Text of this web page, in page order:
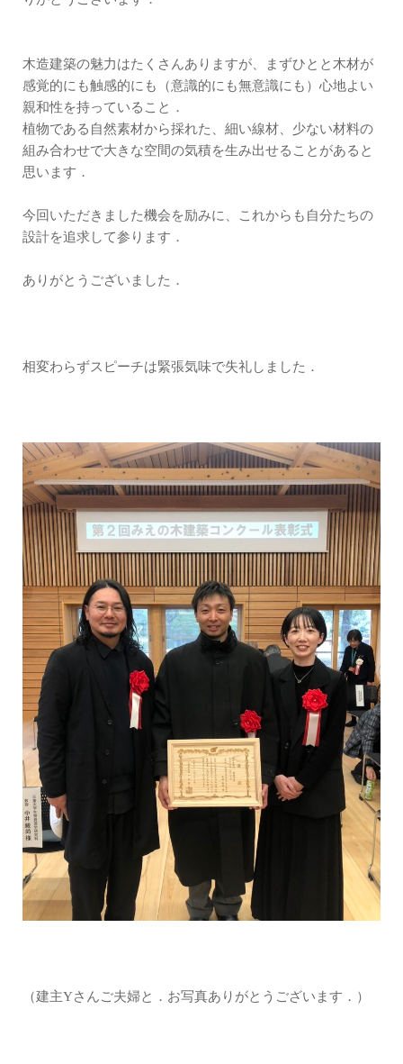
木造建築の魅力はたくさんありますが、まずひとと木材が
感覚的にも触感的にも（意識的にも無意識にも）心地よい
親和性を持っていること．
植物である自然素材から採れた、細い線材、少ない材料の
組み合わせで大きな空間の気積を生み出せることがあると
思います．
今回いただきました機会を励みに、これからも自分たちの
設計を追求して参ります．
ありがとうございました．
相変わらずスピーチは緊張気味で失礼しました．
（建主Yさんご夫婦と．お写真ありがとうございます．）